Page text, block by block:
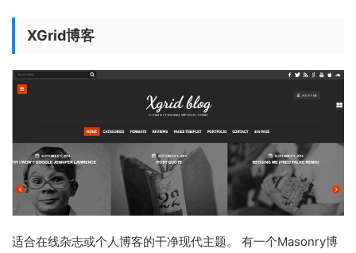
XGrid博客
适合在线杂志或个人博客的干净现代主题。 有一个Masonry博